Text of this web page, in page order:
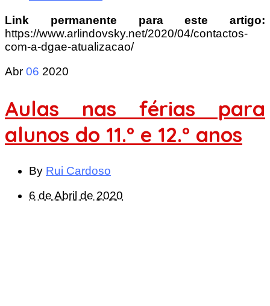
Link permanente para este artigo:
https://www.arlindovsky.net/2020/04/contactos-
com-a-dgae-atualizacao/
Abr 06 2020
Aulas nas férias para
alunos do 11.º e 12.º anos
By Rui Cardoso
6 de Abril de 2020